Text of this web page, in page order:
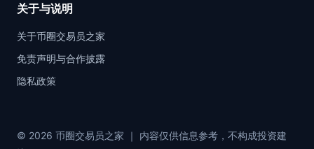
关于与说明
关于币圈交易员之家
免责声明与合作披露
隐私政策
© 2026 币圈交易员之家 ｜ 内容仅供信息参考，不构成投资建